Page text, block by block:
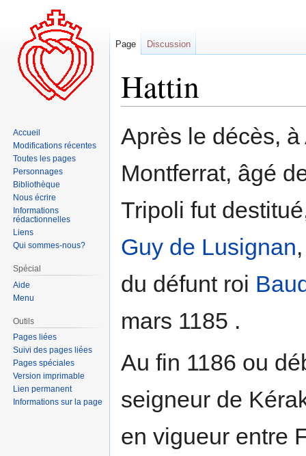
Hattin
à
navigation
à
recherche
Après le décès,
Montferrat, âgé
Tripoli fut
Guy de Lusignan
du défunt roi
mars 1185 .
Au fin 1186 ou
seigneur de
en vigueur entre
Page Discussion
Accueil
Modifications récentes
Toutes les pages
Personnages
Bibliothèque
Nous écrire
Informations
rédactionnelles
Liens
Qui sommes-nous?
Spécial
Aide
Menu
Outils
Pages liées
Suivi des pages liées
Pages spéciales
Version imprimable
Lien permanent
Informations sur la page